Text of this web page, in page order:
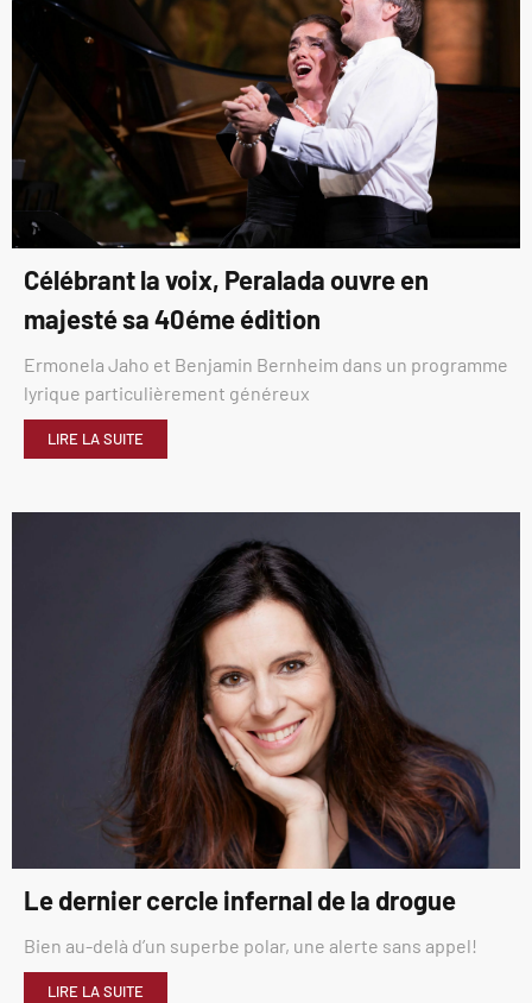
Célébrant la voix, Peralada ouvre en
majesté sa 40éme édition
Ermonela Jaho et Benjamin Bernheim dans un programme
lyrique particulièrement généreux
LIRE LA SUITE
Le dernier cercle infernal de la drogue
Bien au-delà d’un superbe polar, une alerte sans appel!
LIRE LA SUITE